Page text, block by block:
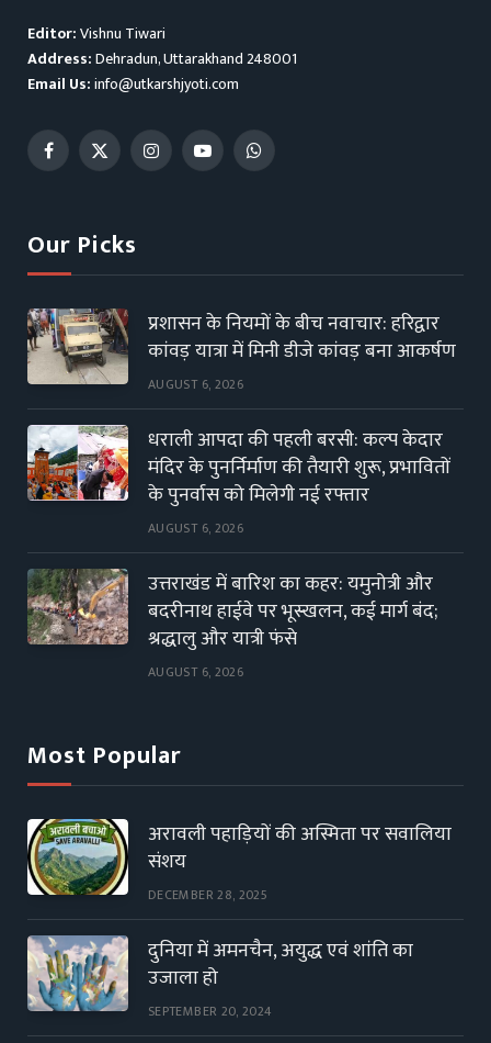
Editor:Vishnu Tiwari
Address:Dehradun, Uttarakhand 248001
Email Us:info@utkarshjyoti.com
Facebook
X
InstagramYouTubeWhatsApp
Our Picks
प्रशासन के नियमों के बीच नवाचार: हरिद्वार
कांवड़ यात्रा में मिनी डीजे कांवड़ बना आकर्षण
AUGUST 6, 2026
धराली आपदा की पहली बरसी: कल्प केदार
मंदिर के पुनर्निर्माण की तैयारी शुरू, प्रभावितों
के पुनर्वास को मिलेगी नई रफ्तार
AUGUST 6, 2026
उत्तराखंड में बारिश का कहर: यमुनोत्री और
बदरीनाथ हाईवे पर भूस्खलन, कई मार्ग बंद;
श्रद्धालु और यात्री फंसे
AUGUST 6, 2026
Most Popular
अरावली पहाड़ियों की अस्मिता पर सवालिया
संशय
DECEMBER 28, 2025
दुनिया में अमनचैन, अयुद्ध एवं शांति का
उजाला हो
SEPTEMBER 20, 2024